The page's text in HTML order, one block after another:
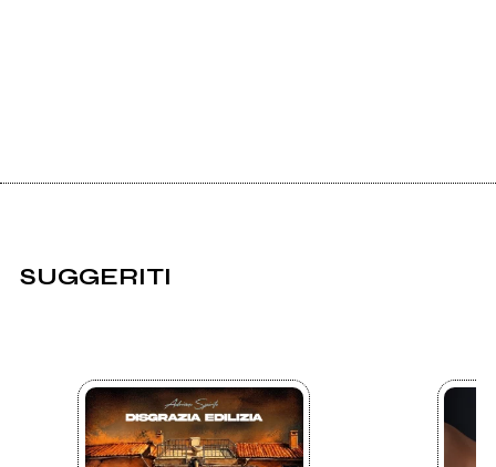
SUGGERITI